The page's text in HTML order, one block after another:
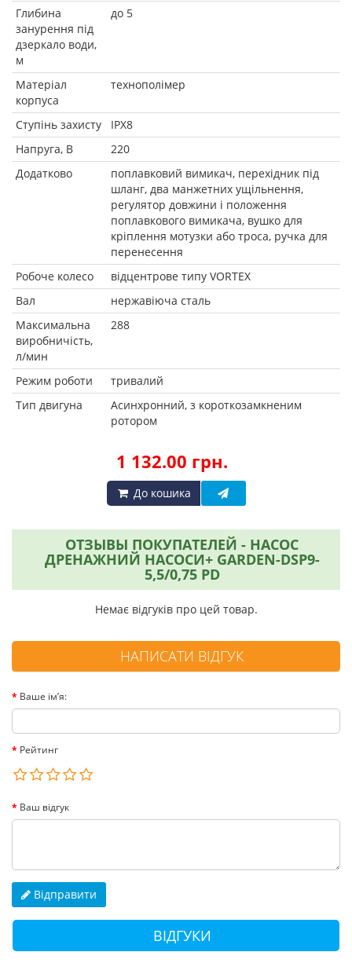
Глибина
занурення під
дзеркало води,
м
до 5
Матеріал
корпуса
технополімер
Ступінь захисту
IPX8
Напруга, В
220
Додатково
поплавковий вимикач, перехідник під
шланг, два манжетних ущільнення,
регулятор довжини і положення
поплавкового вимикача, вушко для
кріплення мотузки або троса, ручка для
перенесення
Робоче колесо
відцентрове типу VORTEX
Вал
нержавіюча сталь
Максимальна
виробничість,
л/мин
288
Режим роботи
тривалий
Тип двигуна
Асинхронний, з короткозамкненим
ротором
1 132.00 грн.
До кошика
ОТЗЫВЫ ПОКУПАТЕЛЕЙ - НАСОС
ДРЕНАЖНИЙ НАСОСИ+ GARDEN-DSP9-
5,5/0,75 PD
Немає відгуків про цей товар.
НАПИСАТИ ВІДГУК
Ваше ім’я:
Рейтинг
Ваш відгук
Відправити
ВІДГУКИ